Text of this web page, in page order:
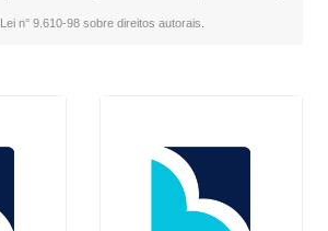
Lei n° 9.610-98 sobre direitos autorais